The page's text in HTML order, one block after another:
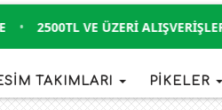
2500TL VE ÜZERI
TAKIMLARI PİKELER